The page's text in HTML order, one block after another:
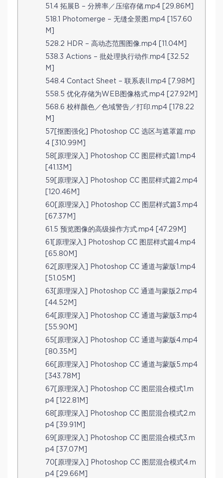
51.4 拓展B – 分辨率／压缩存储.mp4 [29.86M]
518.1 Photomerge – 无缝全景图.mp4 [157.60
M]
528.2 HDR – 高动态范围图像.mp4 [11.04M]
538.3 Actions – 批处理执行动作.mp4 [32.52
M]
548.4 Contact Sheet – 联系表II.mp4 [7.98M]
558.5 优化存储为WEB图像格式.mp4 [27.92M]
568.6 校样颜色／色域警告／打印.mp4 [178.22
M]
57[抠图强化] Photoshop CC 选区与遮罩篇.mp
4 [310.99M]
58[原理深入] Photoshop CC 图层样式篇1.mp4
[41.13M]
59[原理深入] Photoshop CC 图层样式篇2.mp4
[120.46M]
60[原理深入] Photoshop CC 图层样式篇3.mp4
[67.37M]
61.5 预览图像的高级操作方式.mp4 [47.29M]
61[原理深入] Photoshop CC 图层样式篇4.mp4
[65.80M]
62[原理深入] Photoshop CC 通道与蒙版1.mp4
[51.05M]
63[原理深入] Photoshop CC 通道与蒙版2.mp4
[44.52M]
64[原理深入] Photoshop CC 通道与蒙版3.mp4
[55.90M]
65[原理深入] Photoshop CC 通道与蒙版4.mp4
[80.35M]
66[原理深入] Photoshop CC 通道与蒙版5.mp4
[343.78M]
67[原理深入] Photoshop CC 图层混合模式1.m
p4 [122.81M]
68[原理深入] Photoshop CC 图层混合模式2.m
p4 [39.91M]
69[原理深入] Photoshop CC 图层混合模式3.m
p4 [37.07M]
70[原理深入] Photoshop CC 图层混合模式4.m
p4 [29.66M]